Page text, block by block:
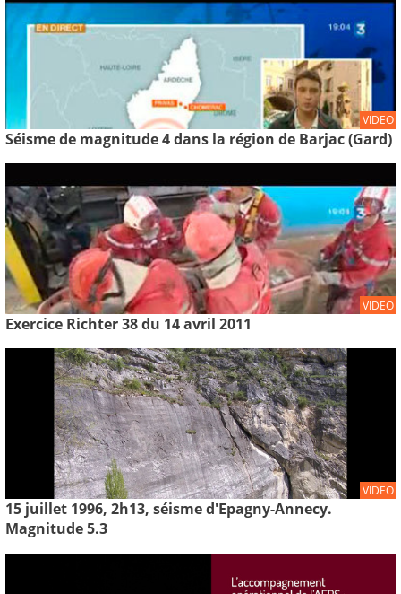
VIDEO
Séisme de magnitude 4 dans la région de Barjac (Gard)
VIDEO
Exercice Richter 38 du 14 avril 2011
VIDEO
15 juillet 1996, 2h13, séisme d'Epagny-Annecy.
Magnitude 5.3